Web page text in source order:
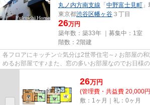
丸ノ内方南支線 「中野富士見町
東京都渋谷区幡ヶ谷 ３丁目
26万円
築年数：築33年 ｜募集中： 1室
階数：2階建
各フロアにキッチン☆気分は2世帯住宅～♪ お部屋の
めるお部屋です♪また、窓の多いお部屋なのでお日様
く、風通しも良く気持ちのいい...
26万円
(管理費・共益費 20,000
敷：1ヶ月｜礼：0ヶ月